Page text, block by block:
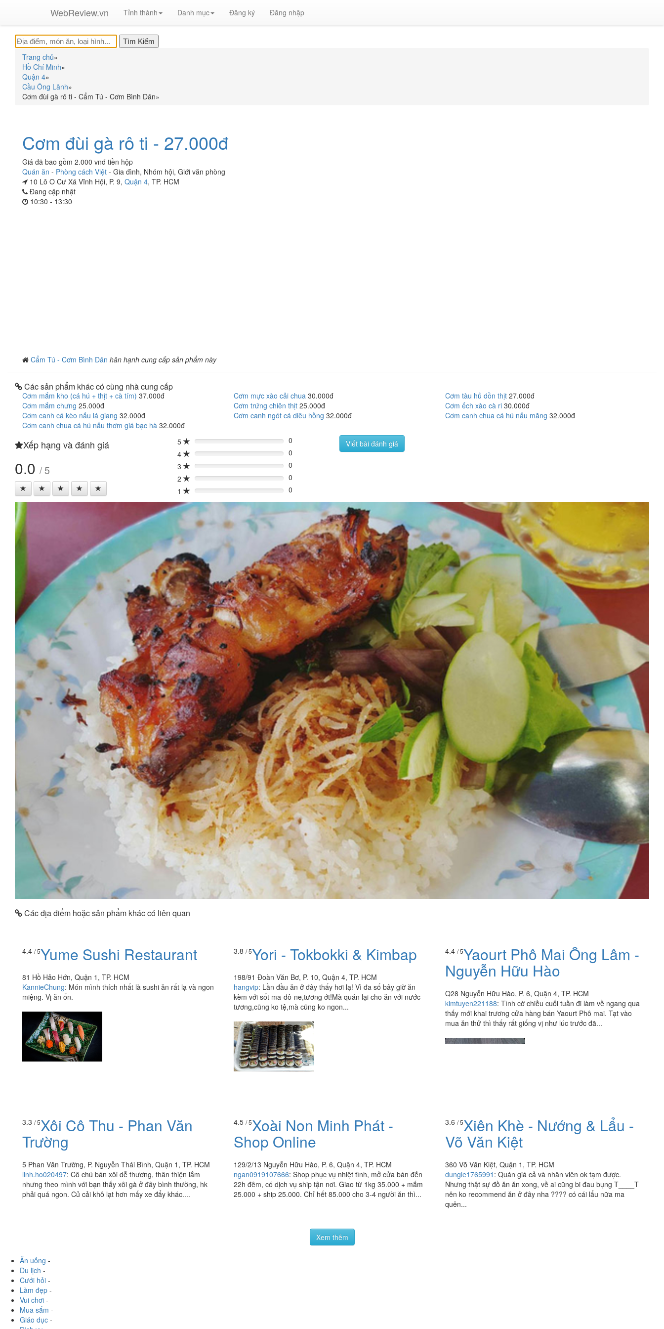
WebReview.vn Tỉnh thành Danh mục Đăng ký Đăng nhập
Trang chủ»
Hồ Chí Minh»
Quận 4»
Cầu Ông Lãnh»
Cơm đùi gà rô ti - Cẩm Tú - Cơm Bình Dân»
Cơm đùi gà rô ti - 27.000đ
Giá đã bao gồm 2.000 vnđ tiền hộp
Quán ăn - Phòng cách Việt - Gia đình, Nhóm hội, Giới văn phòng
10 Lô O Cư Xá Vĩnh Hội, P. 9, Quận 4, TP. HCM
Đang cập nhật
10:30 - 13:30
Cẩm Tú - Cơm Bình Dân hân hạnh cung cấp sản phẩm này
Các sản phẩm khác có cùng nhà cung cấp
Cơm mắm kho (cá hú + thịt + cà tím) 37.000đ Cơm mực xào cải chua 30.000đ Cơm tàu hủ dồn thịt 27.000đ
Cơm mắm chưng 25.000đ Cơm trứng chiên thịt 25.000đ Cơm ếch xào cà ri 30.000đ
Cơm canh cá kèo nấu lá giang 32.000đ Cơm canh ngót cá diêu hồng 32.000đ Cơm canh chua cá hú nấu măng 32.000đ
Cơm canh chua cá hú nấu thơm giá bạc hà 32.000đ
Xếp hạng và đánh giá
0.0 / 5
5 0%
0
4
0%
0
3
0%
0
2
0%
0
1
0% 0
Viết bài đánh giá
Các địa điểm hoặc sản phẩm khác có liên quan
4.4 / 5Yume Sushi Restaurant
81 Hồ Hảo Hớn, Quận 1, TP. HCM
KannieChung: Món mình thích nhất là sushi ăn rất lạ và ngon
miệng. Vị ăn ổn.
3.8 / 5Yori - Tokbokki & Kimbap
198/91 Đoàn Văn Bơ, P. 10, Quận 4, TP. HCM
hangvip: Lần đầu ăn ở đây thấy hơi lạ! Vì đa số bây giờ ăn
kèm với sốt ma-dô-ne,tương ớt!Mà quán lại cho ăn với nước
tương,cũng ko tệ,mà cũng ko ngon...
4.4 / 5Yaourt Phô Mai Ông Lâm -
Nguyễn Hữu Hào
Q28 Nguyễn Hữu Hào, P. 6, Quận 4, TP. HCM
kimtuyen221188: Tình cờ chiều cuối tuần đi làm về ngang qua
thấy mới khai trương cửa hàng bán Yaourt Phô mai. Tạt vào
mua ăn thử thì thấy rất giống vị như lúc trước đã...
3.3 / 5Xôi Cô Thu - Phan Văn
Trường
5 Phan Văn Trường, P. Nguyễn Thái Bình, Quận 1, TP. HCM
linh.ho020497: Cô chú bán xôi dễ thương, thân thiện lắm
nhưng theo mình với bạn thấy xôi gà ở đây bình thường, hk
phải quá ngon. Củ cải khô lạt hơn mấy xe đẩy khác....
4.5 / 5Xoài Non Minh Phát -
Shop Online
129/2/13 Nguyễn Hữu Hào, P. 6, Quận 4, TP. HCM
ngan0919107666: Shop phục vụ nhiệt tình, mở cửa bán đến
22h đêm, có dịch vụ ship tận nơi. Giao từ 1kg 35.000 + mắm
25.000 + ship 25.000. Chỉ hết 85.000 cho 3-4 người ăn thì...
3.6 / 5Xiên Khè - Nướng & Lẩu -
Võ Văn Kiệt
360 Võ Văn Kiệt, Quận 1, TP. HCM
dungle1765991 : Quán giá cả và nhân viên ok tạm được.
Nhưng thật sự đồ ăn ăn xong, về ai cũng bi đau bụng T____T
nên ko recommend ăn ở đây nha ???? có cái lẩu nữa ma
quên...
Ăn uống -
Du lịch-
Cưới hỏi-